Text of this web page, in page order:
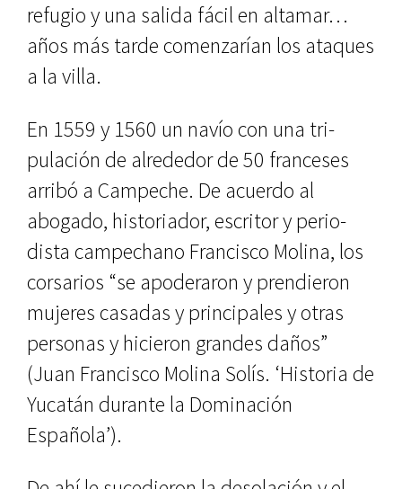
refugio y una salida fácil en altamar…
años más tarde comen­zarían los ataques
a la villa.
En 1559 y 1560 un navío con una tri­
pulación de alrededor de 50 france­ses
arribó a Campeche. De acuerdo al
abogado, historiador, escritor y perio­
dista campechano Francisco Molina, los
corsarios “se apoderaron y pren­dieron
mujeres casadas y principales y otras
personas y hicieron grandes daños”
(Juan Francisco Molina Solís. ‘Historia de
Yucatán durante la Do­minación
Española’).